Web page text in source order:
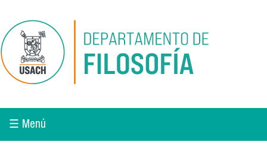
☰ Menú